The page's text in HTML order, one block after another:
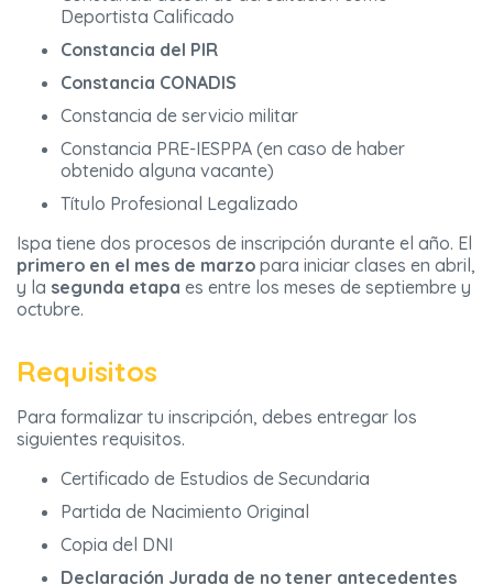
Deportista Calificado
Constancia del PIR
Constancia CONADIS
Constancia de servicio militar
Constancia PRE-IESPPA (en caso de haber
obtenido alguna vacante)
Título Profesional Legalizado
Ispa tiene dos procesos de inscripción durante el año. El
primero en el mes de marzo para iniciar clases en abril,
y la segunda etapa es entre los meses de septiembre y
octubre.
Requisitos
Para formalizar tu inscripción, debes entregar los
siguientes requisitos.
Certificado de Estudios de Secundaria
Partida de Nacimiento Original
Copia del DNI
Declaración Jurada de no tener antecedentes